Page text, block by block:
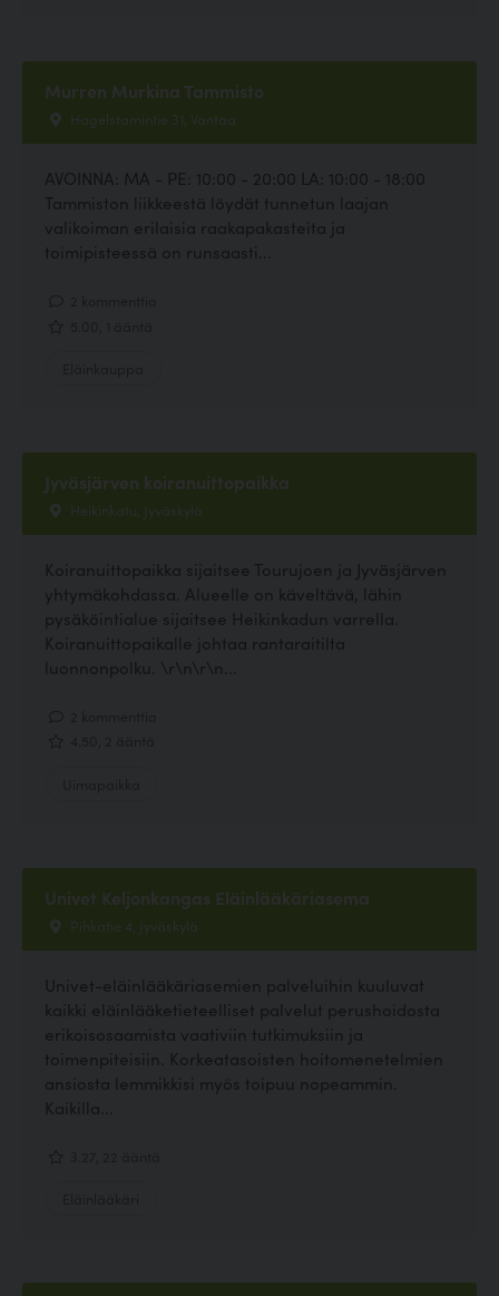
Murren Murkina Tammisto
Hagelstamintie 31, Vantaa
AVOINNA: MA - PE: 10:00 - 20:00 LA: 10:00 - 18:00
Tammiston liikkeestä löydät tunnetun laajan
valikoiman erilaisia raakapakasteita ja
toimipisteessä on runsaasti...
Jyväsjärven koiranuittopaikka
Heikinkatu, Jyväskylä
Koiranuittopaikka sijaitsee Tourujoen ja Jyväsjärven
yhtymäkohdassa. Alueelle on käveltävä, lähin
pysäköintialue sijaitsee Heikinkadun varrella.
Koiranuittopaikalle johtaa rantaraitilta
luonnonpolku. \r\n\r\n...
Univet Keljonkangas Eläinlääkäriasema
Pihkatie 4, Jyväskylä
Univet-eläinlääkäriasemien palveluihin kuuluvat
kaikki eläinlääketieteelliset palvelut perushoidosta
erikoisosaamista vaativiin tutkimuksiin ja
toimenpiteisiin. Korkeatasoisten hoitomenetelmien
ansiosta lemmikkisi myös toipuu nopeammin.
Kaikilla...